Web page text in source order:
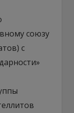
союзу
с